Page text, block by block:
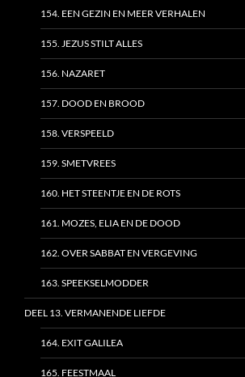
154. EEN GEZIN EN MEER VERHALEN
155. JEZUS STILT ALLES
156. NAZARET
157. DOOD EN BROOD
158. VERSPEELD
159. SMETVREES
160. HET STEENTJE EN DE ROTS
161. MOZES, ELIA EN DE DOOD
162. OVER SABBAT EN VERGEVING
163. SPEEKSELMODDER
DEEL 13. VERMANENDE LIEFDE
164. EXIT GALILEA
165. FEESTMAAL